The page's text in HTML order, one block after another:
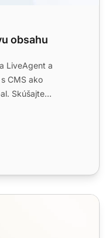
obsahu
LiveAgent a
CMS ako
Skúšajte